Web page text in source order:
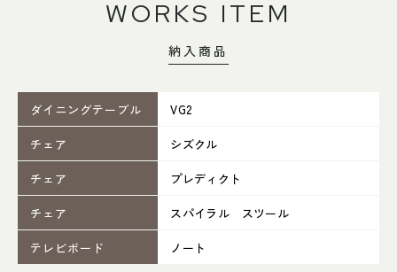
本町1-107
Google map
土・日・祝 11：00～19：00
水曜日（祝日は営業）
052-361-5551
タップで電話をかける
名東店
住所
WORKS ITEM
納入商品
ダイニングテーブル VG2
チェア シズクル
チェア プレディクト
チェア スパイラル スツール
テレビボード ノート